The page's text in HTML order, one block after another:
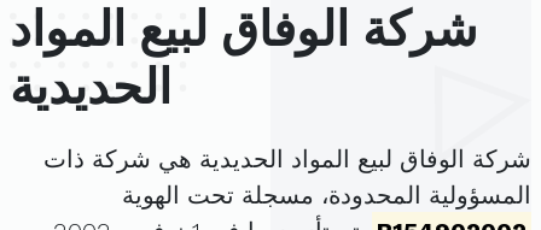
شركة الوفاق لبيع المواد
الحديدية
شركة الوفاق لبيع المواد الحديدية هي شركة ذات
المسؤولية المحدودة، مسجلة تحت الهوية